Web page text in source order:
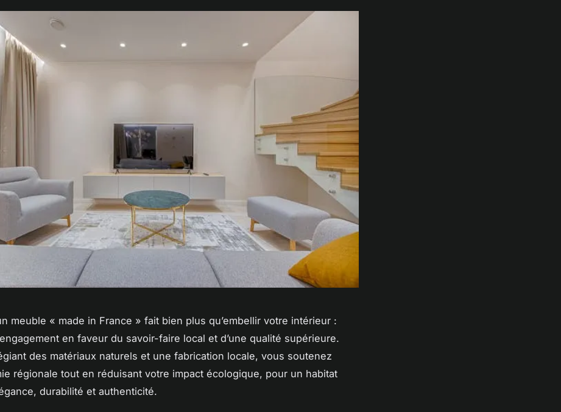
meuble « made in France » fait bien plus qu’embellir votre intérieur :
en faveur du savoir-faire local et d’une qualité supérieure.
des matériaux naturels et une fabrication locale, vous soutenez
régionale tout en réduisant votre impact écologique, pour un habitat
durabilité et authenticité.